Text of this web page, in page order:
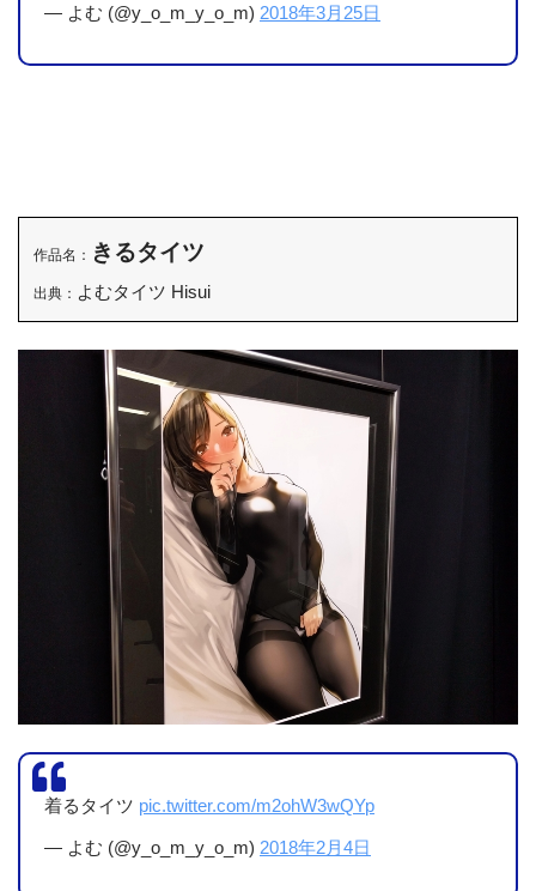
— よむ (@y_o_m_y_o_m) 2018年3月25日
作品名： きるタイツ
出典： よむタイツ Hisui
着るタイツ pic.twitter.com/m2ohW3wQYp
— よむ (@y_o_m_y_o_m) 2018年2月4日